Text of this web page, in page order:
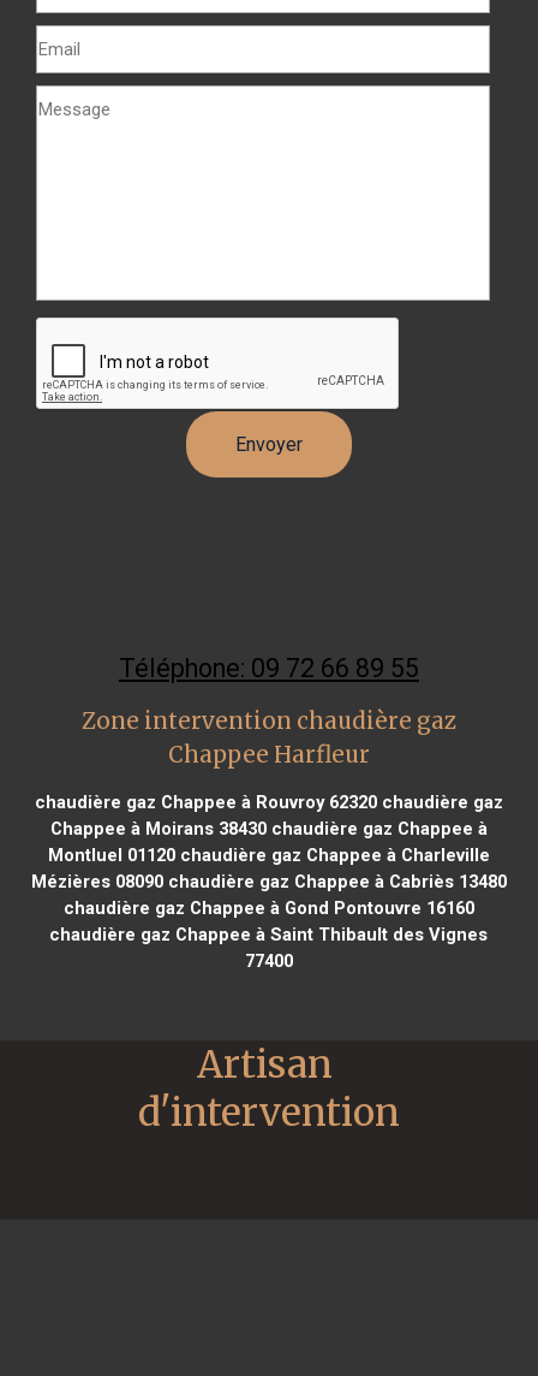
Téléphone: 09 72 66 89 55
Zone intervention chaudière gaz
Chappee Harfleur
chaudière gaz Chappee à Rouvroy 62320chaudière gaz
Chappee à Moirans 38430chaudière gaz Chappee à
Montluel 01120chaudière gaz Chappee à Charleville
Mézières 08090chaudière gaz Chappee à Cabriès 13480
chaudière gaz Chappee à Gond Pontouvre 16160
chaudière gaz Chappee à Saint Thibault des Vignes
77400
Artisan
d'intervention